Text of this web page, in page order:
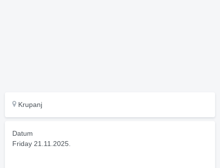
Krupanj
Datum
Friday 21.11.2025.